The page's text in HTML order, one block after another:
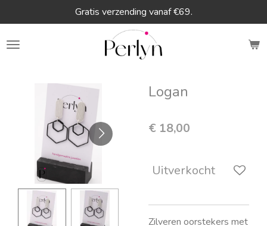
direct
naar
Gratis verzending vanaf €69.
Logan
€ 18,00
Uitverkocht
Zilveren oorstekers met